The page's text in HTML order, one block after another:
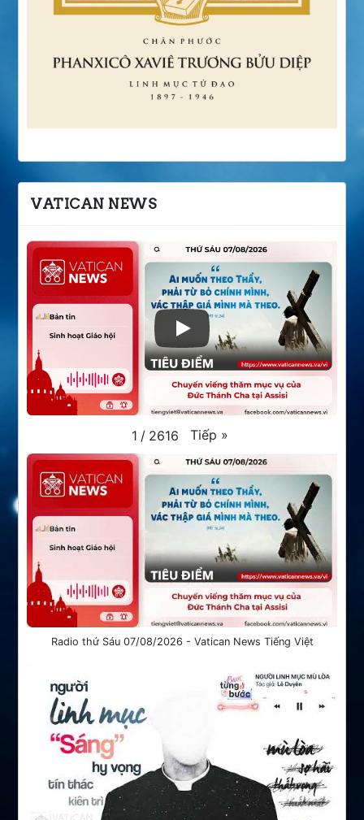
VATICAN NEWS
1 / 2616 Tiếp »
Radio thứ Sáu 07/08/2026 - Vatican News Tiếng Việt